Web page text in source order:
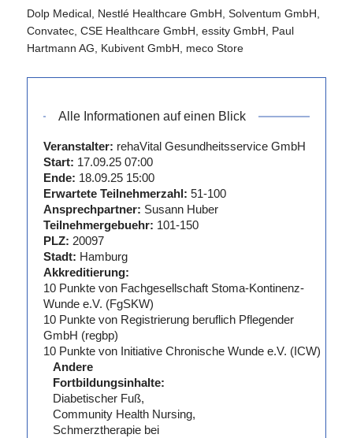
Lösungen zur
bedarfsgerechten
Wundversorgung.
zum
von URGO
familiengeführten
Unternehmensgruppe
URGO.
mehr
Dolp Medical, Nestlé Healthcare GmbH, Solventum GmbH,
Convatec, CSE Healthcare GmbH, essity GmbH, Paul
Hartmann AG, Kubivent GmbH, meco Store
Alle Informationen auf einen Blick
Veranstalter: rehaVital Gesundheitsservice GmbH
Start: 17.09.25 07:00
Ende: 18.09.25 15:00
Erwartete Teilnehmerzahl: 51-100
Ansprechpartner: Susann Huber
Teilnehmergebuehr: 101-150
PLZ: 20097
Stadt: Hamburg
Akkreditierung:
10Punkte von Fachgesellschaft Stoma-Kontinenz-
Wunde e.V. (FgSKW)
10Punkte von Registrierung beruflich Pflegender
GmbH (regbp)
10Punkte von Initiative Chronische Wunde e.V. (ICW)
Andere
Fortbildungsinhalte:
Diabetischer Fuß,
Community Health Nursing,
Schmerztherapie bei